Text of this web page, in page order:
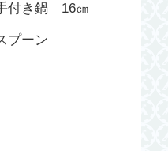
付き鍋 16㎝
プーン